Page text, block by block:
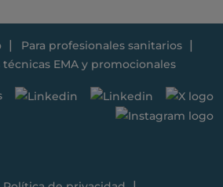
Para profesionales sanitarios
EMA y promocionales